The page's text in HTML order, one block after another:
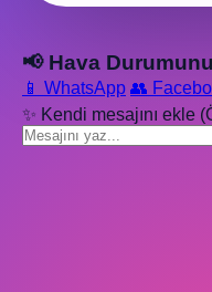
📢 Hava
📱 WhatsApp 👥
✨ Kendi mesajını ekle